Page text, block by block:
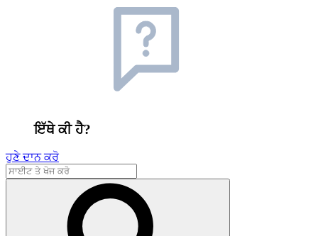
ਇੱਥੇ ਕੀ ਹੈ?
ਹੁਣੇ ਦਾਨ ਕਰੋ